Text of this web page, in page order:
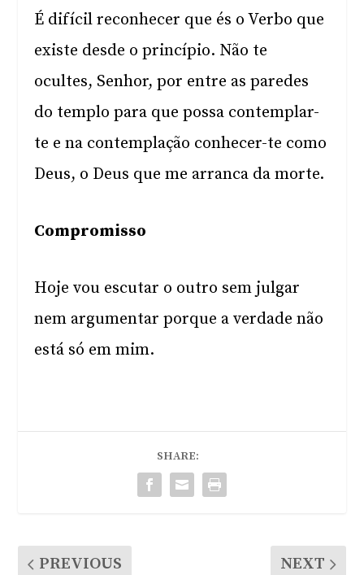
É difícil reconhecer que és o Verbo que
existe desde o princípio. Não te
ocultes, Senhor, por entre as paredes
do templo para que possa contemplar-
te e na contemplação conhecer-te como
Deus, o Deus que me arranca da morte.
Compromisso
Hoje vou escutar o outro sem julgar
nem argumentar porque a verdade não
está só em mim.
SHARE:
PREVIOUS
NEXT